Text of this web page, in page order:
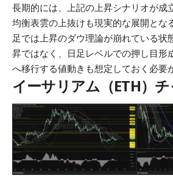
長期的には、上記の上昇シナリオが成
均衡表雲の上抜けも現実的な展開とな
足では上昇のダウ理論が崩れている状
昇ではなく、日足レベルでの押し目形
へ移行する値動きも想定しておく必要
イーサリアム（ETH）